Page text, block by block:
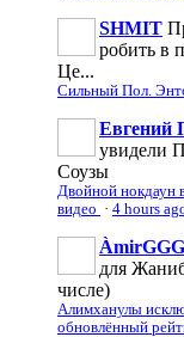
SHMIT
робить в
Це...
Сильный Пол.
Евгений
увидели
Соузы
Двойной нокдаун
видео · 4 hours
для
числе)
Алимханулы
обновлённый